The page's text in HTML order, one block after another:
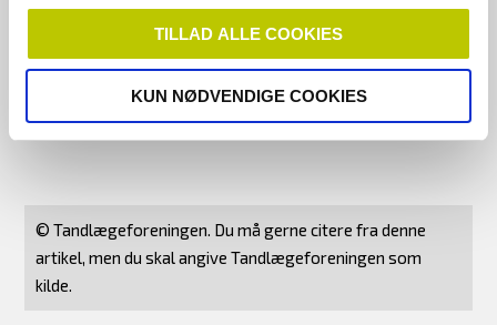
TILLAD ALLE COOKIES
KUN NØDVENDIGE COOKIES
86 46, gan@tdl.dk
82 18 24, chh@tdl.dk
© Tandlægeforeningen. Du må gerne citere fra denne
artikel, men du skal angive Tandlægeforeningen som
kilde.